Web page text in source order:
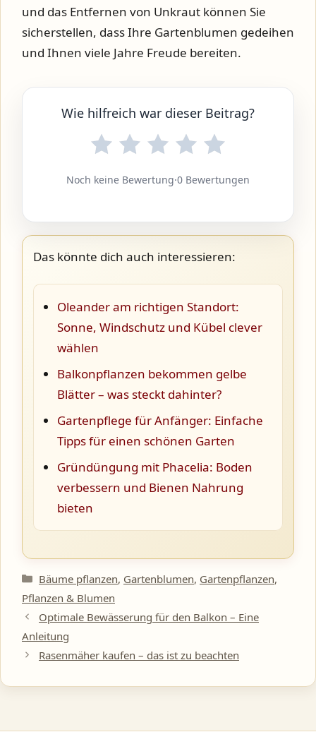
und das Entfernen von Unkraut können Sie
sicherstellen, dass Ihre Gartenblumen gedeihen
und Ihnen viele Jahre Freude bereiten.
Wie hilfreich war dieser Beitrag?
Noch keine Bewertung·0 Bewertungen
Das könnte dich auch interessieren:
Oleander am richtigen Standort:
Sonne, Windschutz und Kübel clever
wählen
Balkonpflanzen bekommen gelbe
Blätter – was steckt dahinter?
Gartenpflege für Anfänger: Einfache
Tipps für einen schönen Garten
Gründüngung mit Phacelia: Boden
verbessern und Bienen Nahrung
bieten
Kategorien
Bäume pflanzen, Gartenblumen, Gartenpflanzen,
Pflanzen & Blumen
Optimale Bewässerung für den Balkon – Eine
Anleitung
Rasenmäher kaufen – das ist zu beachten